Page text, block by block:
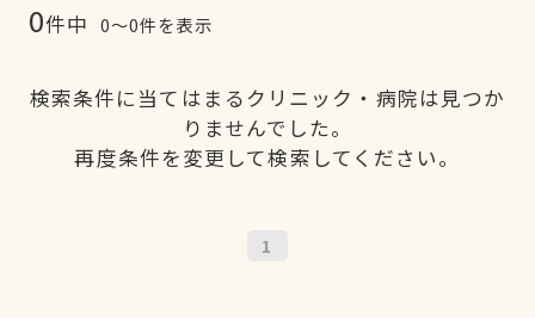
0件中 0〜0件を表示
検索条件に当てはまるクリニック・病院は見つか
りませんでした。
再度条件を変更して検索してください。
1